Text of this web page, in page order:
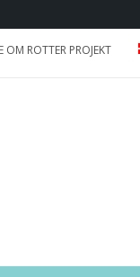
OM ROTTER PROJEKT